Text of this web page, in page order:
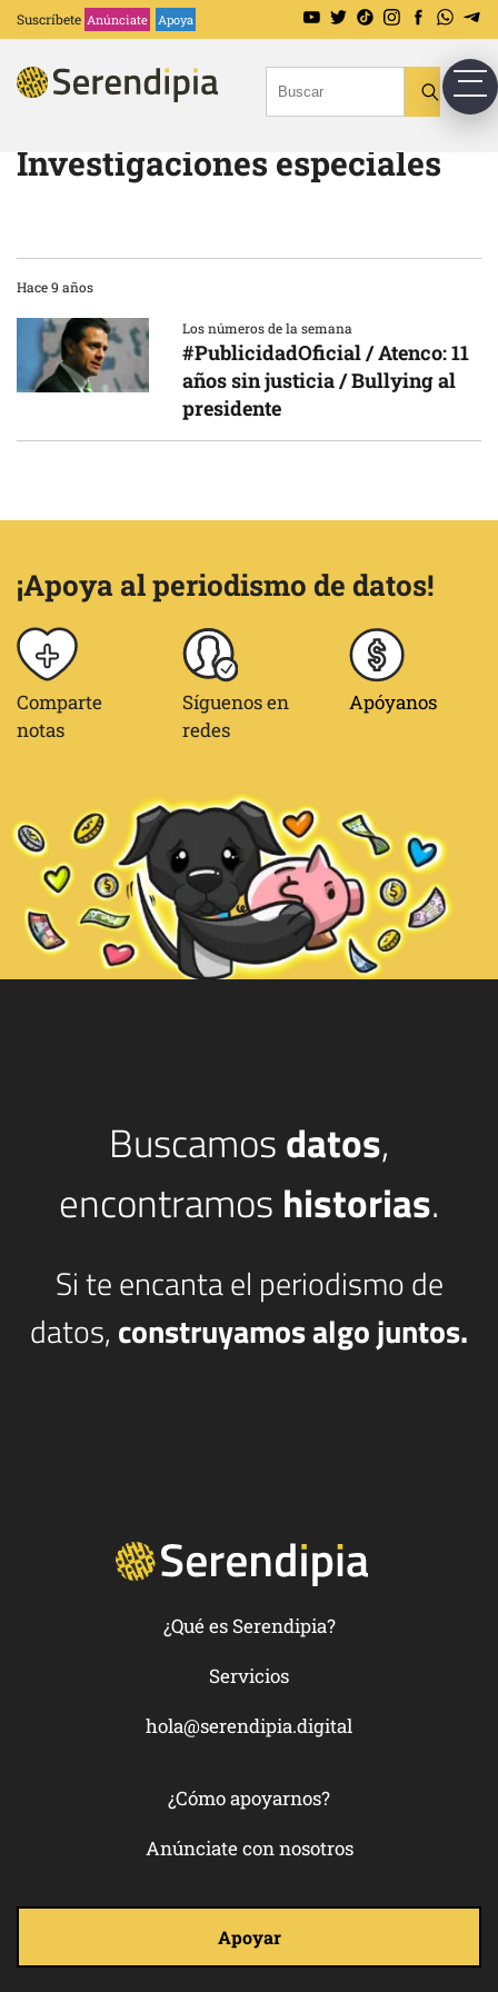
Suscríbete Anúnciate Apoya
Investigaciones especiales
Hace 9 años
Los números de la semana
#PublicidadOficial / Atenco: 11
años sin justicia / Bullying al
presidente
¡Apoya al periodismo de datos!
Comparte
notas
Síguenos en
redes
Apóyanos
Buscamosdatos,
encontramos historias.
Si te encanta el periodismo de
datos, construyamos algo juntos.
¿Qué es Serendipia?
Servicios
hola@serendipia.digital
¿Cómo apoyarnos?
Anúnciate con nosotros
Apoyar